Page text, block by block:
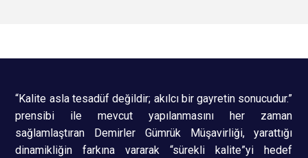
“Kalite asla tesadüf değildir; akılcı bir gayretin sonucudur.”
prensibi ile mevcut yapılanmasını her zaman
sağlamlaştıran Demirler Gümrük Müşavirliği, yarattığı
dinamikliğin farkına vararak “sürekli kalite”yi hedef